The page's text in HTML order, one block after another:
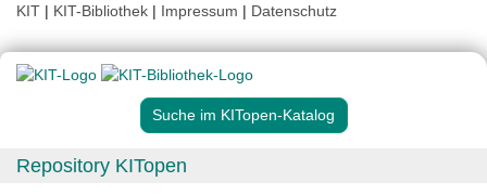
KIT | KIT-Bibliothek | Impressum | Datenschutz
Suche im KITopen-Katalog
Repository KITopen